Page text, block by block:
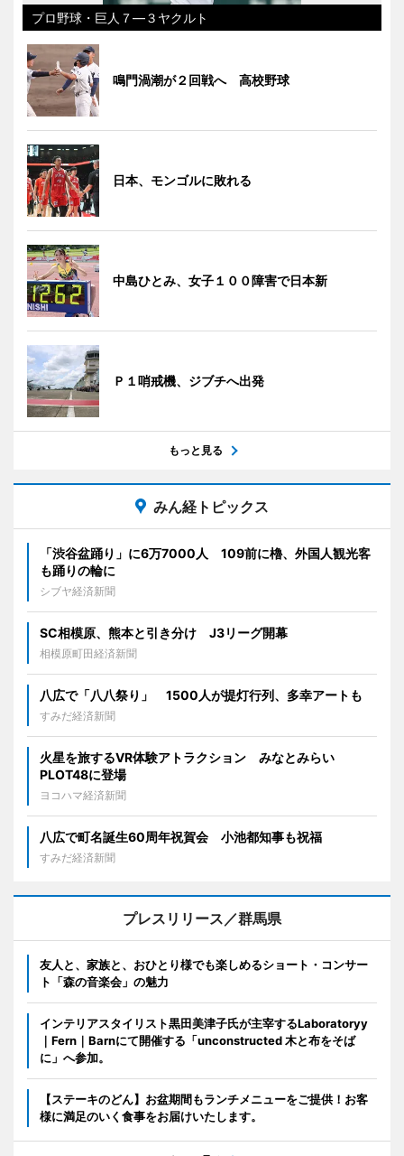
プロ野球・巨人７―３ヤクルト
鳴門渦潮が２回戦へ 高校野球
日本、モンゴルに敗れる
中島ひとみ、女子１００障害で日本新
Ｐ１哨戒機、ジブチへ出発
もっと見る
みん経トピックス
「渋谷盆踊り」に6万7000人 109前に櫓、外国人観光客
も踊りの輪に
シブヤ経済新聞
SC相模原、熊本と引き分け J3リーグ開幕
相模原町田経済新聞
八広で「八八祭り」 1500人が提灯行列、多幸アートも
すみだ経済新聞
火星を旅するVR体験アトラクション みなとみらい
PLOT48に登場
ヨコハマ経済新聞
八広で町名誕生60周年祝賀会 小池都知事も祝福
すみだ経済新聞
プレスリリース／群馬県
友人と、家族と、おひとり様でも楽しめるショート・コンサー
ト「森の音楽会」の魅力
インテリアスタイリスト黒田美津子氏が主宰するLaboratoryy
｜Fern｜Barnにて開催する「unconstructed 木と布をそば
に」へ参加。
【ステーキのどん】お盆期間もランチメニューをご提供！お客
様に満足のいく食事をお届けいたします。